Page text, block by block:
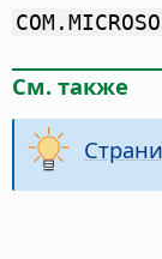
См. также